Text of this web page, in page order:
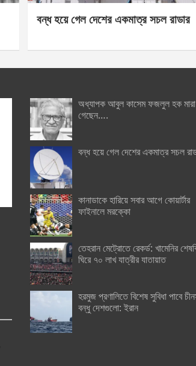
বন্ধ হয়ে গেল দেশের একমাত্র সচল রাডার
অধ্যাপক আবুল কাসেম ফজলুল হক মারা
গেছেন….
বন্ধ হয়ে গেল দেশের একমাত্র সচল
কানাডাকে হারিয়ে সবার আগে কোয়ার্টার
ফাইনালে মরক্কো
তেহরান মেট্রোতে রেকর্ড: খামেনির
ঘিরে ৭০ লাখ যাত্রীর যাতায়াত
হরমুজ প্রণালিতে বিশেষ সুবিধা পাবে
বন্ধু দেশগুলো: ইরান